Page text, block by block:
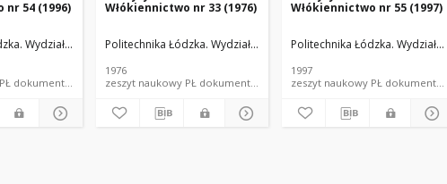
nr 54 (1996)
Wydział Włókienniczy.
zeszyt naukowy PŁ dokument piśmienniczy
Włókiennictwo nr 33 (1976)
Politechnika Łódzka. Wydział Włókienniczy.
1976
zeszyt naukowy PŁ dokument piśmienniczy
Włókiennictwo nr 55 (1997)
Politechnika Łódzka. Wydział
1997
zeszyt naukowy PŁ